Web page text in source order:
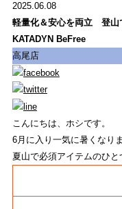
ONLINE
オンライン ショップ
EVENT
イベント
REVIEW
商品レビュー
COLUMN
2025.06.08
軽量化＆安心を両立 登山
KATADYN BeFree
高尾店
こんにちは、ホシです。
6月に入り一気に暑くなり
夏山で必須アイテムのひと